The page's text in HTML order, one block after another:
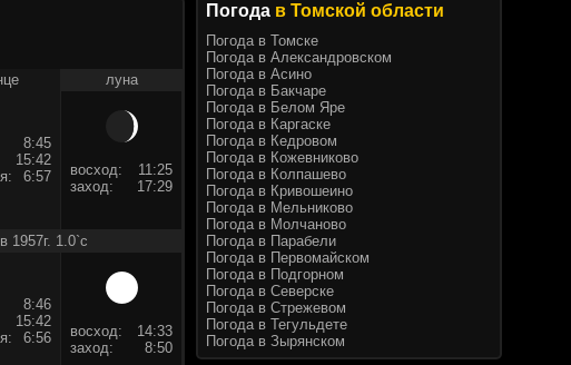
луна
8:45
15:42
6:57 восход:
11:25
заход:
17:29
1957г. 1.0`c
8:46
15:42
6:56 восход:
14:33
заход:
8:50
Погода в Томской области
Погода в Томске
Погода в Александровском
Погода в Асино
Погода в Бакчаре
Погода в Белом Яре
Погода в Каргаске
Погода в Кедровом
Погода в Кожевниково
Погода в Колпашево
Погода в Кривошеино
Погода в Мельниково
Погода в Молчаново
Погода в Парабели
Погода в Первомайском
Погода в Подгорном
Погода в Северске
Погода в Стрежевом
Погода в Тегульдете
Погода в Зырянском